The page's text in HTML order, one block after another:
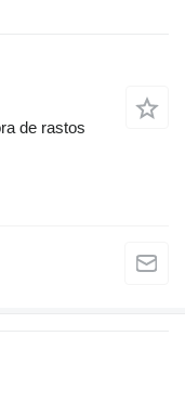
de rastos